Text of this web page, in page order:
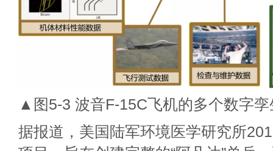
▲图5-3 波音F-15C飞机的多个数字孪
据报道，美国陆军环境医学研究所